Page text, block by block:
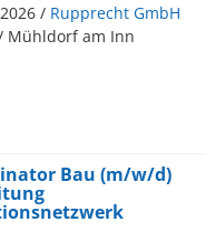
/ Rupprecht GmbH
Mühldorf am Inn
Bau (m/w/d)